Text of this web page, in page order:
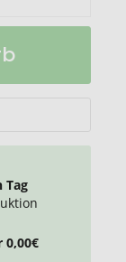
Tag
0,00€